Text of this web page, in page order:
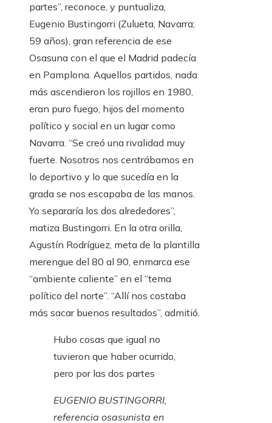
partes”, reconoce, y puntualiza,
Eugenio Bustingorri (Zulueta, Navarra;
59 años), gran referencia de ese
Osasuna con el que el Madrid padecía
en Pamplona. Aquellos partidos, nada
más ascendieron los rojillos en 1980,
eran puro fuego, hijos del momento
político y social en un lugar como
Navarra. “Se creó una rivalidad muy
fuerte. Nosotros nos centrábamos en
lo deportivo y lo que sucedía en la
grada se nos escapaba de las manos.
Yo separaría los dos alrededores”,
matiza Bustingorri. En la otra orilla,
Agustín Rodríguez, meta de la plantilla
merengue del 80 al 90, enmarca ese
“ambiente caliente” en el “tema
político del norte”. “Allí nos costaba
más sacar buenos resultados”, admitió.
Hubo cosas que igual no
tuvieron que haber ocurrido,
pero por las dos partes
EUGENIO BUSTINGORRI,
referencia osasunista en